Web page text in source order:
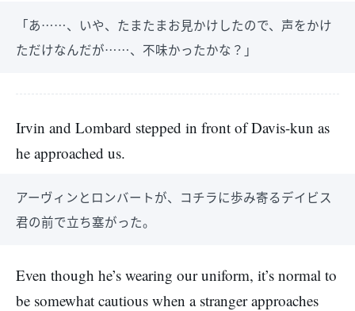
「あ……、いや、たまたまお見かけしたので、声をかけ
ただけなんだが……、不味かったかな？」
Irvin and Lombard stepped in front of Davis-kun as
he approached us.
アーヴィンとロンバートが、コチラに歩み寄るデイビス
君の前で立ち塞がった。
Even though he’s wearing our uniform, it’s normal to
be somewhat cautious when a stranger approaches